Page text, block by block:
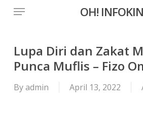
content
OH!
Menu
Lupa Diri dan Zakat
Punca Muflis – Fizo
Byadmin April 13, 2022